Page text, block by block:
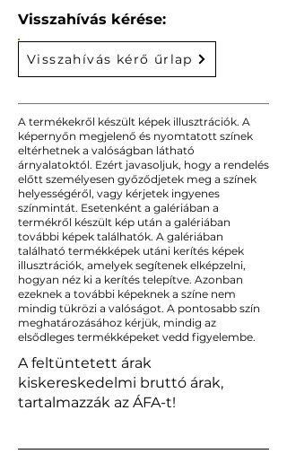
Visszahívás kérése:
Visszahívás kérő űrlap
A termékekről készült képek illusztrációk. A
képernyőn megjelenő és nyomtatott színek
eltérhetnek a valóságban látható
árnyalatoktól. Ezért javasoljuk, hogy a rendelés
előtt személyesen győződjetek meg a színek
helyességéről, vagy kérjetek ingyenes
színmintát. Esetenként a galériában a
termékről készült kép után a galériában
további képek találhatók. A galériában
található termékképek utáni kerítés képek
illusztrációk, amelyek segítenek elképzelni,
hogyan néz ki a kerítés telepítve. Azonban
ezeknek a további képeknek a színe nem
mindig tükrözi a valóságot. A pontosabb szín
meghatározásához kérjük, mindig az
elsődleges termékképeket vedd figyelembe.
A feltüntetett árak
kiskereskedelmi bruttó árak,
tartalmazzák az ÁFA-t!